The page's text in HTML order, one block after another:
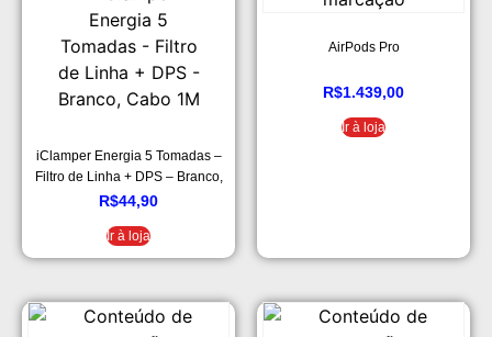
iClamper Energia 5 Tomadas –
Filtro de Linha + DPS – Branco,
Cabo 1M
R$44,90
Ir à loja
AirPods Pro
R$1.439,00
Ir à loja